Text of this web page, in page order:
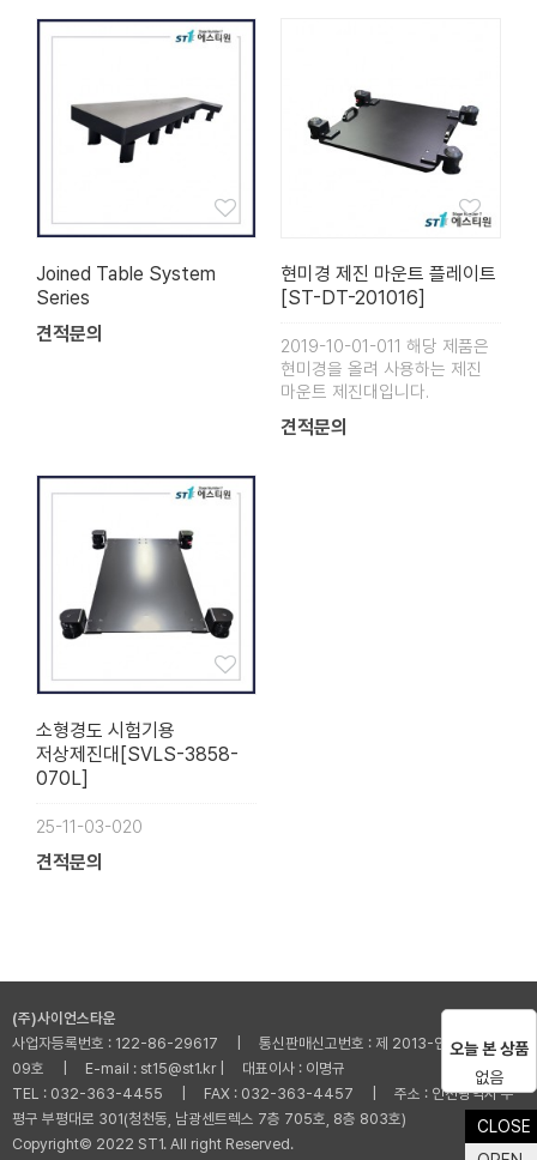
Joined Table System
Series
견적문의
현미경 제진 마운트 플레이트
[ST-DT-201016]
2019-10-01-011 해당 제품은
현미경을 올려 사용하는 제진
마운트 제진대입니다.
견적문의
소형경도 시험기용
저상제진대[SVLS-3858-
070L]
25-11-03-020
견적문의
(주)사이언스타운
사업자등록번호 : 122-86-29617 | 통신판매신고번호 : 제 2013-인천부평-001
09호 | E-mail : st15@st1.kr | 대표이사 : 이명규
TEL : 032-363-4455 | FAX : 032-363-4457 | 주소 : 인천광역시 부
평구 부평대로 301(청천동, 남광센트렉스 7층 705호, 8층 803호)
Copyright© 2022 ST1. All right Reserved.
CLOSE
오늘 본 상품
없음